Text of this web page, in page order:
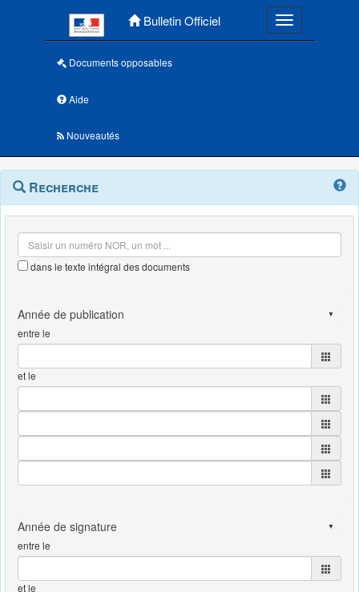
Bulletin Officiel Toggle
Documents opposables
Aide
Nouveautés
Navigation
outils
Menu
contextuel
Recherche
dans le texte intégral des documents
entre le
et le
entre le
et le